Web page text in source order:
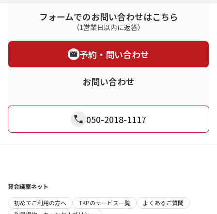
フォームでのお問い合わせはこちら
（1営業日以内に返答）
予約・問い合わせ
お問い合わせ
050-2018-1117
貸会議室ネット
初めてご利用の方へ
TKPのサービス一覧
よくあるご質問